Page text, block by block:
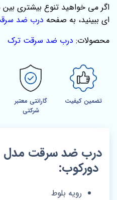
اگر می‌ خواهید تنوع بیشتری
ای ببینید، به صفحه‌ درب ضد
محصولات: درب ضد سرقت ترک
تضمین کیفیت
گارانتی معتبر
شرکتی
درب ضد سرقت مدل
دورکوب:
رویه بلوط